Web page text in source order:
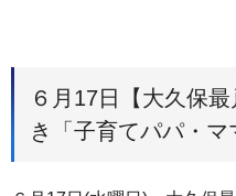
６月17日【大久保
き「子育てパパ・マ